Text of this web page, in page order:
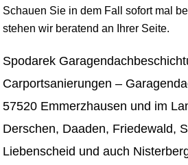
Schauen Sie in dem Fall sofort mal
stehen wir beratend an Ihrer Seite.
Spodarek
Carportsanierungen –
57520 Emmerzhausen und im
Derschen, Daaden, Friedewald,
Liebenscheid und auch